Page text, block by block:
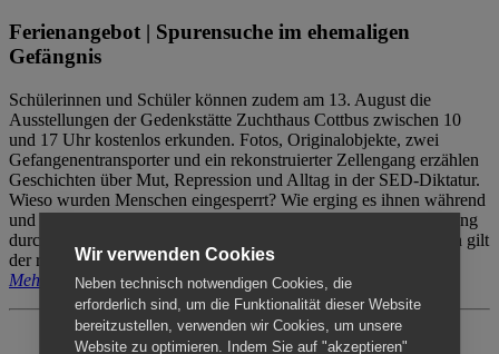
Ferienangebot | Spurensuche im ehemaligen
Gefängnis
Schülerinnen und Schüler können zudem am 13. August die
Ausstellungen der Gedenkstätte Zuchthaus Cottbus zwischen 10
und 17 Uhr kostenlos erkunden. Fotos, Originalobjekte, zwei
Gefangenentransporter und ein rekonstruierter Zellengang erzählen
Geschichten über Mut, Repression und Alltag in der SED-Diktatur.
Wieso wurden Menschen eingesperrt? Wie erging es ihnen während
und nach der Haft? Der Besuch erfolgt individuell ohne Betreuung
durch das Menschenrechtszentrum Cottbus. Für Begleitpersonen gilt
der reguläre Eintritt (8€ / ermäßigt 5€).
Mehr erfahren
Wir verwenden Cookies
Neben technisch notwendigen Cookies, die
erforderlich sind, um die Funktionalität dieser Website
bereitzustellen, verwenden wir Cookies, um unsere
Website zu optimieren. Indem Sie auf "akzeptieren"